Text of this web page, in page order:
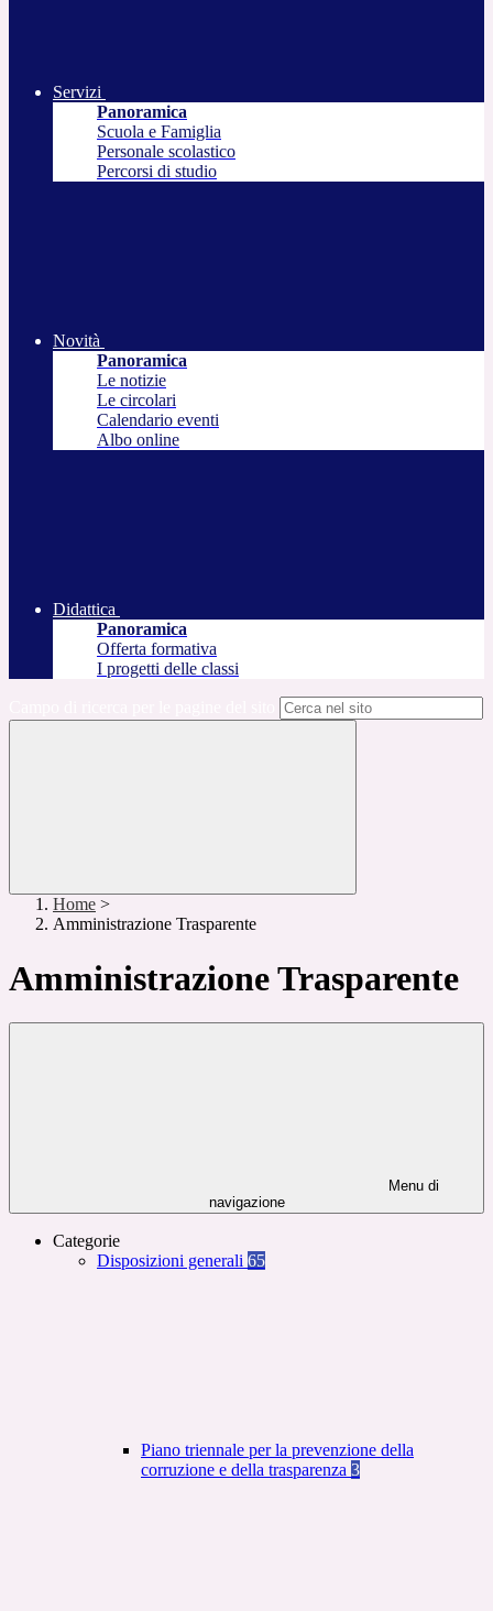
Servizi
Panoramica
Scuola e Famiglia
Personale scolastico
Percorsi di studio
Novità
Panoramica
Le notizie
Le circolari
Calendario eventi
Albo online
Didattica
Panoramica
Offerta formativa
I progetti delle classi
Home >
Amministrazione Trasparente
Amministrazione Trasparente
Menu di
navigazione
Categorie
Disposizioni generali 65
Piano triennale per la prevenzione della
corruzione e della trasparenza 3